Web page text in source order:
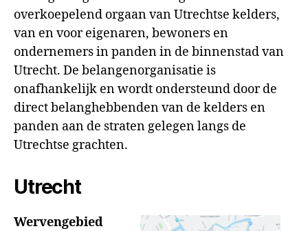
overkoepelend orgaan van Utrechtse kelders,
van en voor eigenaren, bewoners en
ondernemers in panden in de binnenstad van
Utrecht. De belangenorganisatie is
onafhankelijk en wordt ondersteund door de
direct belanghebbenden van de kelders en
panden aan de straten gelegen langs de
Utrechtse grachten.
Utrecht
Wervengebied